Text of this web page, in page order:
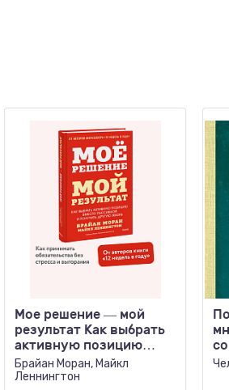
Мое решение — мой
результат Как выбрать
активную позицию
вместо пассивной..
Брайан Моран, Майкл
Леннингтон